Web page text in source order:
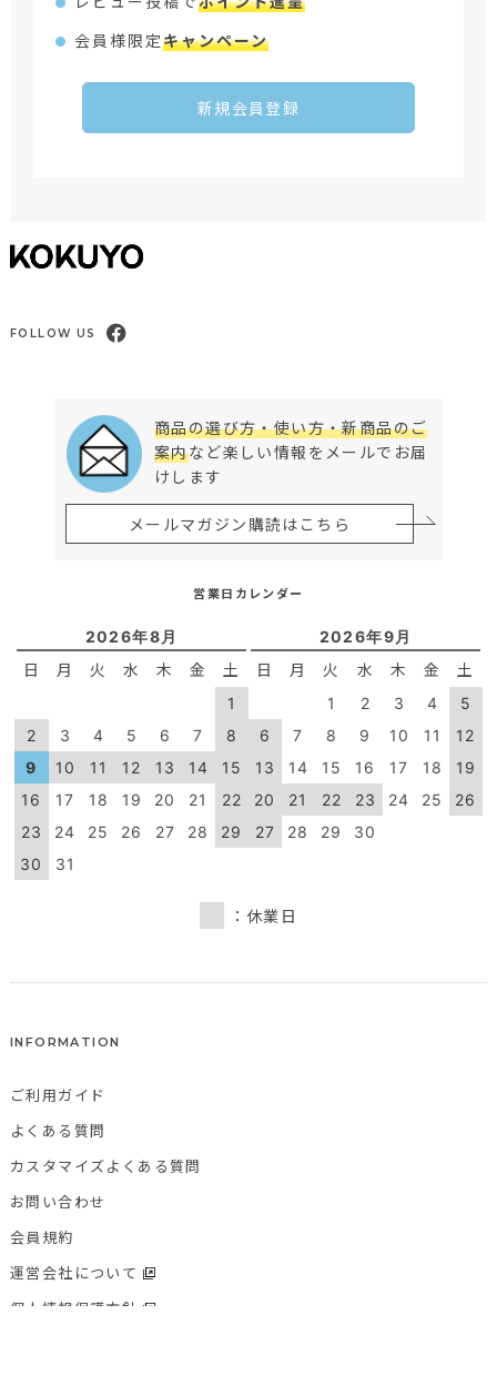
会員様限定キャンペーン
新規会員登録
FOLLOW US
商品の選び方・使い方・新商品のご
案内など楽しい情報をメールでお届
けします
メールマガジン購読はこちら
営業日カレンダー
2026年8月
日 月 火 水 木 金 土
1
2
3 4 5 6 7
8
9
10 11 12 13 14
15
16
17 18 19 20 21
22
23
24 25 26 27 28
29
30
31
2026年9月
日 月 火 水 木 金 土
1 2 3 4
5
6
7 8 9 10 11
12
13
14 15 16 17 18
19
20
21 22 23 24 25
26
27
28 29 30
：休業日
INFORMATION
ご利用ガイド
よくある質問
カスタマイズよくある質問
お問い合わせ
会員規約
運営会社について
個人情報保護方針